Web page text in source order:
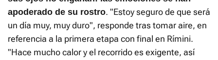
apoderado de su rostro. "Estoy seguro de que será
un día muy, muy duro", responde tras tomar aire, en
referencia a la primera etapa con final en Rímini.
"Hace mucho calor y el recorrido es exigente, así